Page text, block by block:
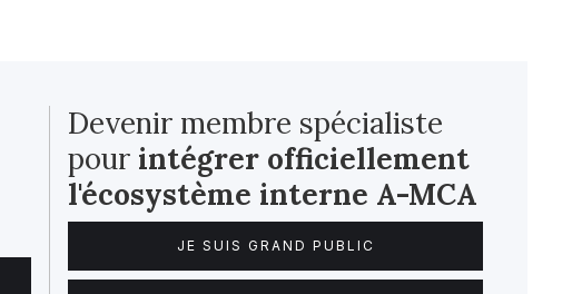
Devenir membre spécialiste
pour intégrer officiellement
l'écosystème interne A-MCA
JE SUIS GRAND PUBLIC